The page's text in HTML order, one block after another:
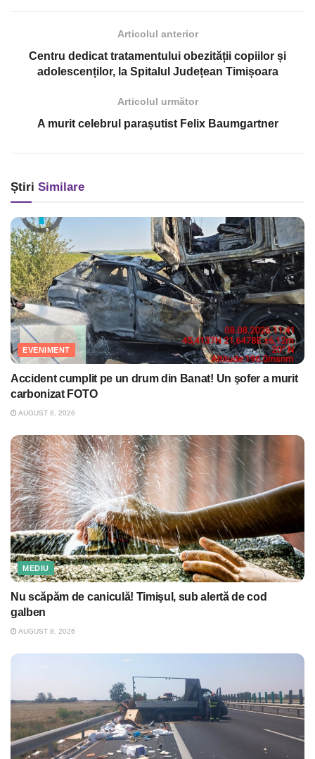
Articolul anterior
Centru dedicat tratamentului obezității copiilor și
adolescenților, la Spitalul Județean Timișoara
Articolul următor
A murit celebrul parașutist Felix Baumgartner
Știri Similare
EVENIMENT
Accident cumplit pe un drum din Banat! Un şofer a murit
carbonizat FOTO
AUGUST 8, 2026
MEDIU
Nu scăpăm de caniculă! Timişul, sub alertă de cod
galben
AUGUST 8, 2026